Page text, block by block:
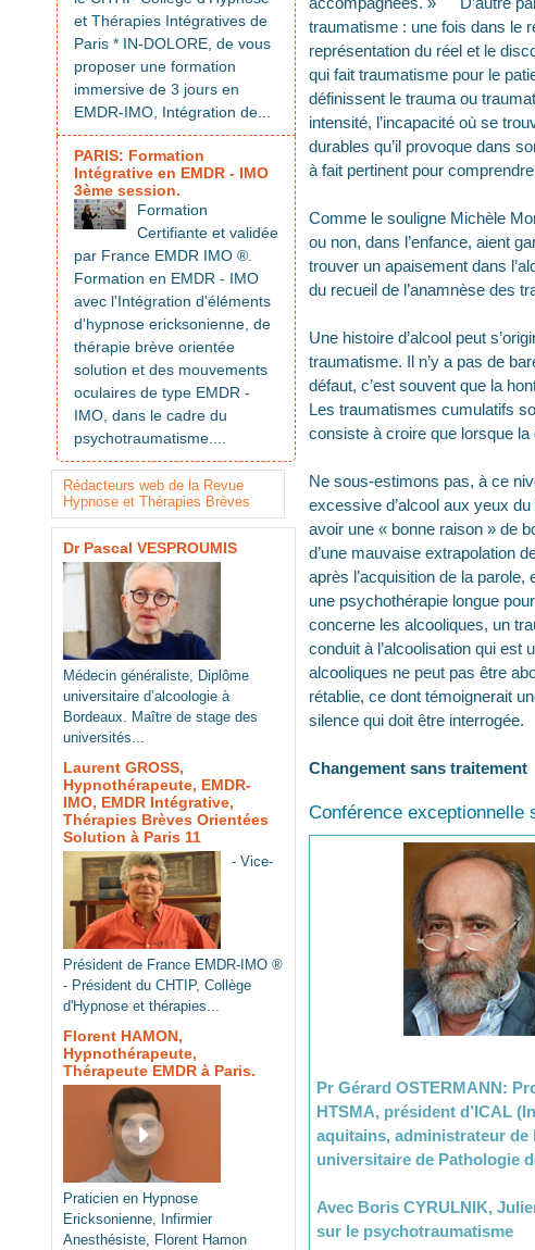
et Thérapies Intégratives de
Paris * IN-DOLORE, de vous
proposer une formation
immersive de 3 jours en
EMDR-IMO, Intégration de...
PARIS: Formation
Intégrative en EMDR - IMO
3ème session.
Formation
Certifiante et validée
par France EMDR IMO ®.
Formation en EMDR - IMO
avec l'Intégration d'éléments
d'hypnose ericksonienne, de
thérapie brève orientée
solution et des mouvements
oculaires de type EMDR -
IMO, dans le cadre du
psychotraumatisme....
Rédacteurs web de la Revue
Hypnose et Thérapies Brèves
Dr Pascal VESPROUMIS
Médecin généraliste, Diplôme
universitaire d’alcoologie à
Bordeaux. Maître de stage des
universités...
Laurent GROSS,
Hypnothérapeute, EMDR-
IMO, EMDR Intégrative,
Thérapies Brèves Orientées
Solution à Paris 11
- Vice-
Président de France EMDR-IMO ®
- Président du CHTIP, Collège
d'Hypnose et thérapies...
Florent HAMON,
Hypnothérapeute,
Thérapeute EMDR à Paris.
Praticien en Hypnose
Ericksonienne, Infirmier
Anesthésiste, Florent Hamon
traumatisme : une fois dans le
représentation du réel et le
qui fait traumatisme pour le
définissent le trauma ou
intensité, l’incapacité où se
durables qu’il provoque dans
à fait pertinent pour
Comme le souligne Michèle
ou non, dans l’enfance, aient
trouver un apaisement dans
du recueil de l’anamnèse des
Une histoire d’alcool peut
traumatisme. Il n’y a pas de
défaut, c’est souvent que la
Les traumatismes cumulatifs
consiste à croire que lorsque
Ne sous-estimons pas, à ce
excessive d’alcool aux yeux
avoir une « bonne raison » de
d’une mauvaise extrapolation
après l’acquisition de la
une psychothérapie longue
concerne les alcooliques, un
conduit à l’alcoolisation qui
alcooliques ne peut pas être
rétablie, ce dont témoignerait
silence qui doit être interrogée.
Changement sans traitement
Conférence exceptionnelle
Pr Gérard OSTERMANN:
HTSMA, président d’ICAL
aquitains, administrateur de
universitaire de Pathologie
Avec Boris CYRULNIK,
sur le psychotraumatisme